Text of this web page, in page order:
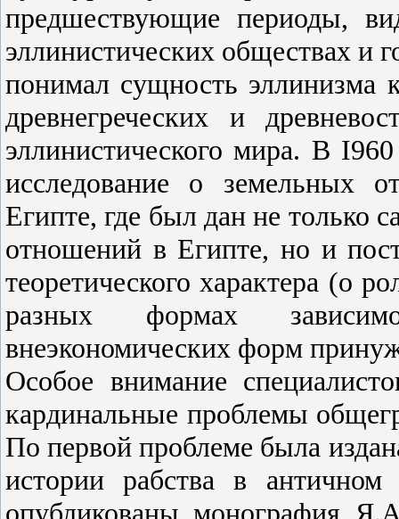
предшествующие периоды,
эллинистических обществах и
понимал сущность эллинизма
древнегреческих и
эллинистического мира. В
исследование о земельных
Египте, где был дан не только
отношений в Египте, но и
теоретического характера (о
разных формах
внеэкономических форм
Особое внимание
кардинальные проблемы
По первой проблеме была
истории рабства в